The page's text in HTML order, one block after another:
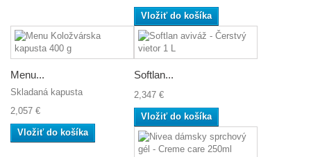
Vložiť do košíka
Menu...
Skladaná kapusta
2,057 €
Vložiť do košíka
Softlan...
2,347 €
Vložiť do košíka